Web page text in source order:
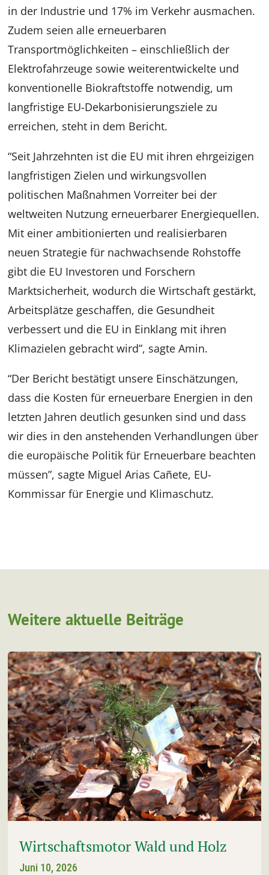
in der Industrie und 17% im Verkehr ausmachen.
Zudem seien alle erneuerbaren
Transportmöglichkeiten – einschließlich der
Elektrofahrzeuge sowie weiterentwickelte und
konventionelle Biokraftstoffe notwendig, um
langfristige EU-Dekarbonisierungsziele zu
erreichen, steht in dem Bericht.
“Seit Jahrzehnten ist die EU mit ihren ehrgeizigen
langfristigen Zielen und wirkungsvollen
politischen Maßnahmen Vorreiter bei der
weltweiten Nutzung erneuerbarer Energiequellen.
Mit einer ambitionierten und realisierbaren
neuen Strategie für nachwachsende Rohstoffe
gibt die EU Investoren und Forschern
Marktsicherheit, wodurch die Wirtschaft gestärkt,
Arbeitsplätze geschaffen, die Gesundheit
verbessert und die EU in Einklang mit ihren
Klimazielen gebracht wird”, sagte Amin.
“Der Bericht bestätigt unsere Einschätzungen,
dass die Kosten für erneuerbare Energien in den
letzten Jahren deutlich gesunken sind und dass
wir dies in den anstehenden Verhandlungen über
die europäische Politik für Erneuerbare beachten
müssen”, sagte Miguel Arias Cañete, EU-
Kommissar für Energie und Klimaschutz.
Weitere aktuelle Beiträge
Wirtschaftsmotor Wald und Holz
Juni 10, 2026